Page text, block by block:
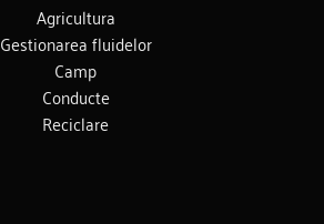
Agricultura
Gestionarea fluidelor
Camp
Conducte
Reciclare